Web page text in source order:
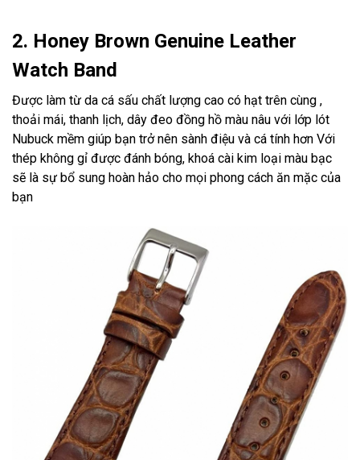
2. Honey Brown Genuine Leather
Watch Band
Được làm từ da cá sấu chất lượng cao có hạt trên cùng ,
thoải mái, thanh lịch, dây đeo đồng hồ màu nâu với lớp lót
Nubuck mềm giúp bạn trở nên sành điệu và cá tính hơn Với
thép không gỉ được đánh bóng, khoá cài kim loại màu bạc
sẽ là sự bổ sung hoàn hảo cho mọi phong cách ăn mặc của
bạn